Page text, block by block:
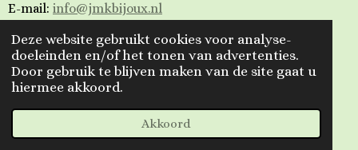
Deze website gebruikt cookies voor analyse-
doeleinden en/of het tonen van advertenties.
Door gebruik te blijven maken van de site gaat u
hiermee akkoord.
Akkoord
E-mail: info@jmkbijoux.nl
Tiktok: jmkbijoux
Instagram: jmkbijoux.nl
Facebook: Jmkbijoux.nl & Jmk Bijoux
© 2023 - 2026 Jmkbijoux